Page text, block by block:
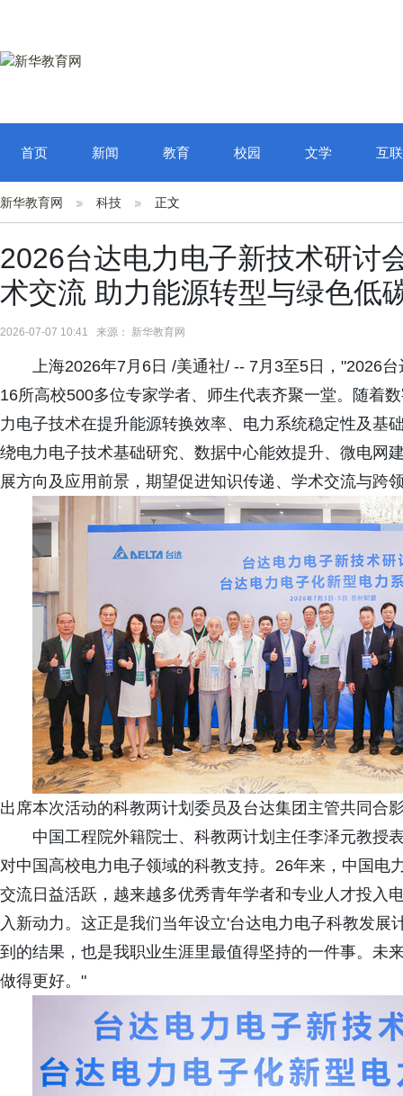
首页 新闻 教育 校园 文学 互
新华教育网 科技 正文
2026台达电力电子新技术研讨
术交流 助力能源转型与绿色低
2026-07-07 10:41 来源： 新华教育网
上海2026年7月6日 /美通社/ -- 7月3至5日，"2026
16所高校500多位专家学者、师生代表齐聚一堂。随着
力电子技术在提升能源转换效率、电力系统稳定性及基
绕电力电子技术基础研究、数据中心能效提升、微电网
展方向及应用前景，期望促进知识传递、学术交流与跨
出席本次活动的科教两计划委员及台达集团主管共同合
中国工程院外籍院士、科教两计划主任李泽元教授
对中国高校电力电子领域的科教支持。26年来，中国电
交流日益活跃，越来越多优秀青年学者和专业人才投入
入新动力。这正是我们当年设立'台达电力电子科教发
到的结果，也是我职业生涯里最值得坚持的一件事。未
做得更好。"